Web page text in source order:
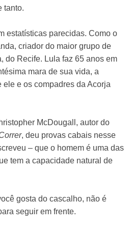
tanto.
estatísticas parecidas. Como o
criador do maior grupo de
do Recife. Lula faz 65 anos em
mara de sua vida, a
ele e os compadres da Acorja
McDougall, autor do
, deu provas cabais nesse
– que o homem é uma das
tem a capacidade natural de
gosta do cascalho, não é
seguir em frente.